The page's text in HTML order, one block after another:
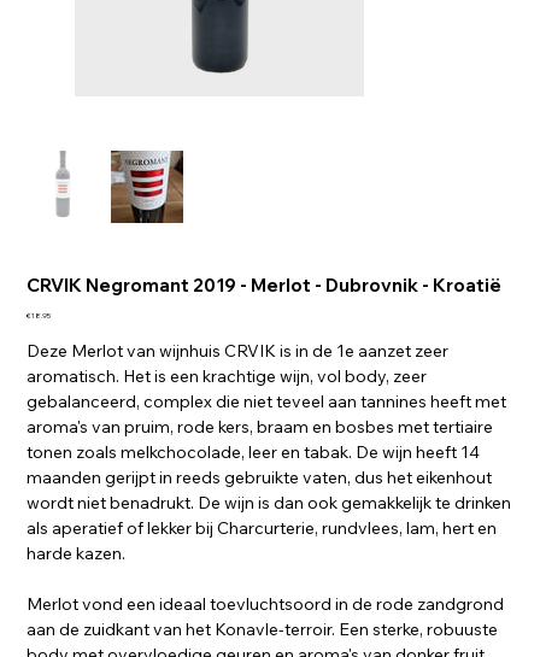
CRVIK Negromant 2019 - Merlot - Dubrovnik - Kroatië
Price
€18.95
Deze Merlot van wijnhuis CRVIK is in de 1e aanzet zeer
aromatisch. Het is een krachtige wijn, vol body, zeer
gebalanceerd, complex die niet teveel aan tannines heeft met
aroma's van pruim, rode kers, braam en bosbes met tertiaire
tonen zoals melkchocolade, leer en tabak. De wijn heeft 14
maanden gerijpt in reeds gebruikte vaten, dus het eikenhout
wordt niet benadrukt. De wijn is dan ook gemakkelijk te drinken
als aperatief of lekker bij Charcurterie, rundvlees, lam, hert en
harde kazen.
Merlot vond een ideaal toevluchtsoord in de rode zandgrond
aan de zuidkant van het Konavle-terroir. Een sterke, robuuste